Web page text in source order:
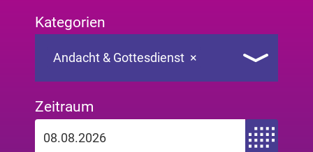
Kategorien
×
Andacht & Gottesdienst
Zeitraum
Zeitraum von